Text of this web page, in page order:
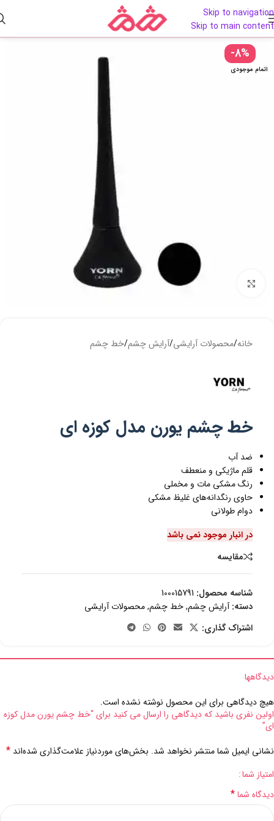
Skip to navigation
Skip to main content
-8%
اتمام موجودی
بزرگنمایی تصویر
خانه/محصولات آرایشی/آرایش چشم/خط چشم
خط چشم یورن مدل کوزه ای
ضد آب
قلم ماژیکی و منعطف
رنگ مشکی مات و مخملی
حاوی رنگدانه‌های غلیظ مشکی
دوام طولانی
در انبار موجود نمی باشد
مقایسه
شناسه محصول: 100015791
دسته: آرایش چشم,خط چشم,محصولات آرایشی
اشتراک گذاری:
دیدگاهها
هیچ دیدگاهی برای این محصول نوشته نشده است.
اولین نفری باشید که دیدگاهی را ارسال می کنید برای “خط چشم یورن مدل کوزه
ای”
نشانی ایمیل شما منتشر نخواهد شد. بخش‌های موردنیاز علامت‌گذاری شده‌اند *
امتیاز شما
دیدگاه شما*